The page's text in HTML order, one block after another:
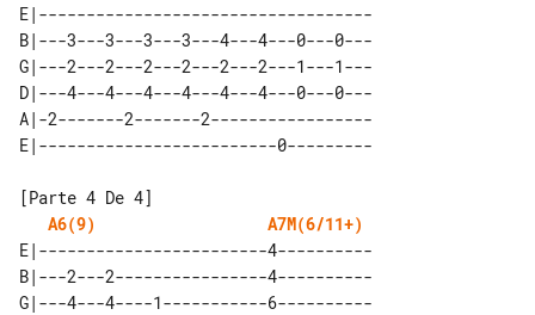
E|-----------------------------------
B|---3---3---3---3---4---4---0---0---
G|---2---2---2---2---2---2---1---1---
D|---4---4---4---4---4---4---0---0---
A|-2-------2-------2-----------------
A6(9)
A7M(6/11+)
E|------------------------4----------
B|---2---2----------------4----------
G|---4---4----1-----------6----------